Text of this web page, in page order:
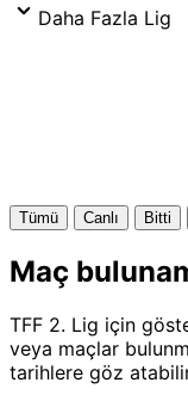
Daha Fazla Lig
Tümü Canlı Bitti
Maç
TFF 2. Lig için
veya maçlar
tarihlere göz